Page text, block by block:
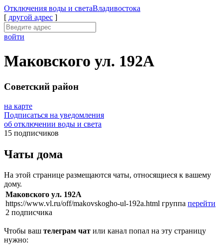
Отключения воды и светаВладивостока
[ другой адрес ]
войти
Маковского ул. 192А
Советский район
на карте
Подписаться на уведомления
об отключении воды и света
15 подписчиков
Чаты дома
На этой странице размещаются чаты, относящиеся к вашему
дому.
Маковского ул. 192А
https://www.vl.ru/off/makovskogho-ul-192a.html
2 подписчика
группа перейти
Чтобы ваш телеграм чат или канал попал на эту страницу
нужно: